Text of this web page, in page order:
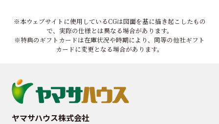
※本ウェブサイトに使用しているCGは図面を基に描き起こしたもの
で、実際の仕様とは異なる場合があります。
※特典のギフトカードは在庫状況や時期により、同等の他社ギフト
カードに変更となる場合があります。
ヤマサハウス株式会社